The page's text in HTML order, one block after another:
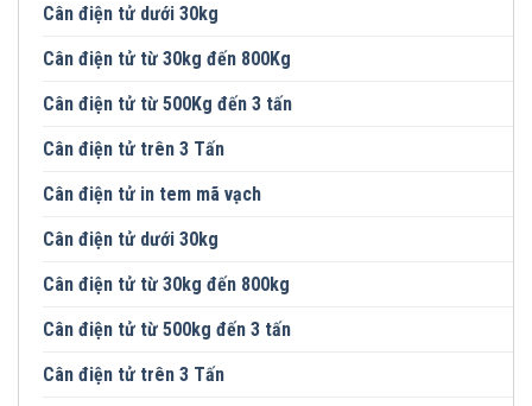
Cân điện tử dưới 30kg
Cân điện tử từ 30kg đến 800Kg
Cân điện tử từ 500Kg đến 3 tấn
Cân điện tử trên 3 Tấn
Cân điện tử in tem mã vạch
Cân điện tử dưới 30kg
Cân điện tử từ 30kg đến 800kg
Cân điện tử từ 500kg đến 3 tấn
Cân điện tử trên 3 Tấn